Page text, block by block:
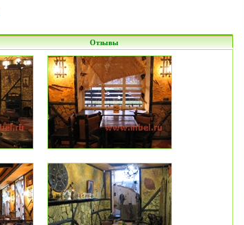
Отзывы